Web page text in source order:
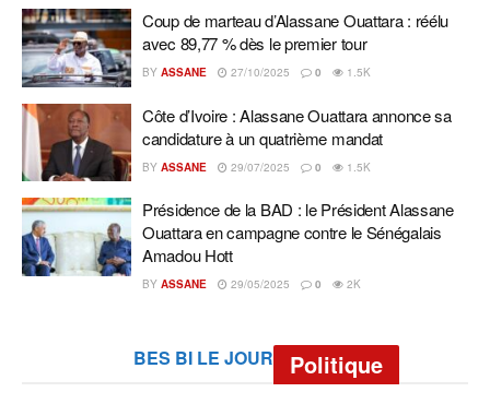
Coup de marteau d’Alassane Ouattara : réélu
avec 89,77 % dès le premier tour
BY ASSANE 27/10/2025 0 1.5K
Côte d’Ivoire : Alassane Ouattara annonce sa
candidature à un quatrième mandat
BY ASSANE 29/07/2025 0 1.5K
Présidence de la BAD : le Président Alassane
Ouattara en campagne contre le Sénégalais
Amadou Hott
BY ASSANE 29/05/2025 0 2K
BES BI LE JOUR Politique